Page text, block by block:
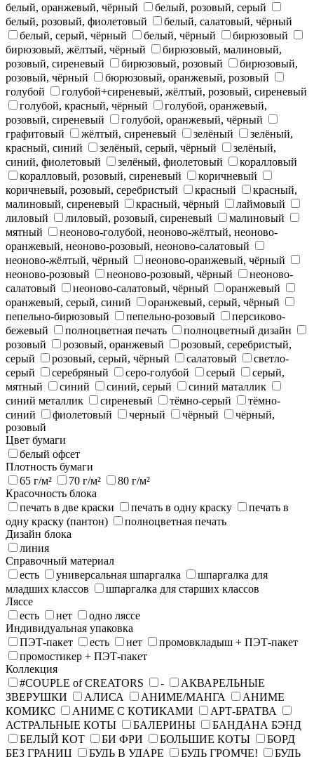
белый, оранжевый, чёрный
белый, розовый, серый
белый, розовый, фиолетовый
белый, салатовый, чёрный
белый, серый, чёрный
белый, чёрный
бирюзовый
бирюзовый, жёлтый, чёрный
бирюзовый, малиновый,
розовый, сиреневый
бирюзовый, розовый
бирюзовый,
розовый, чёрный
бюрюзовый, оранжевый, розовый
голубой
голубой+сиреневый, жёлтый, розовый, сиреневый
голубой, красный, чёрный
голубой, оранжевый,
розовый, сиреневый
голубой, оранжевый, чёрный
графитовый
жёлтый, сиреневый зелёный
зелёный,
красный, синий
зелёный, серый, чёрный
зелёный,
синий, фиолетовый
зелёный, фиолетовый
коралловый
коралловый, розовый, сиреневый
коричневый
коричневый, розовый, серебристый
красный
красный,
малиновый, сиреневый
красный, чёрный
лаймовый
лиловый
лиловый, розовый, сиреневый
малиновый
мятный
неоново-голубой, неоново-жёлтый, неоново-
оранжевый, неоново-розовый, неоново-салатовый
неоново-жёлтый, чёрный
неоново-оранжевый, чёрный
неоново-розовый
неоново-розовый, чёрный
неоново-
салатовый
неоново-салатовый, чёрный
оранжевый
оранжевый, серый, синий
оранжевый, серый, чёрный
пепельно-бирюзовый
пепельно-розовый
персиково-
бежевый
полноцветная печать
полноцветный дизайн
розовый
розовый, оранжевый
розовый, серебристый,
серый
розовый, серый, чёрный салатовый
светло-
серый
серебряный серо-голубой серый
серый,
мятный
синий синий, серый
синий маталлик
синий металлик
сиреневый тёмно-серый
тёмно-
синий
фиолетовый черный чёрный
чёрный,
розовый
Цвет бумаги
белый офсет
Плотность бумаги
65 г/м²
70 г/м²
80 г/м²
Красочность блока
печать в две краски
печать в одну краску
печать в
одну краску (пантон)
полноцветная печать
Дизайн блока
линия
Справочный материал
есть
универсальная шпаргалка
шпаргалка для
младших классов
шпаргалка для старших классов
Ляссе
есть
нет
одно ляссе
Индивидуальная упаковка
ПЭТ-пакет
есть нет
промовкладыш + ПЭТ-пакет
промостикер + ПЭТ-пакет
Коллекция
#COUPLE of CREATORS
-
АКВАРЕЛЬНЫЕ
ЗВЕРУШКИ
АЛИСА АНИМЕ/МАНГА
АНИМЕ
КОМИКС
АНИМЕ С КОТИКАМИ
АРТ-БРАТВА
АСТРАЛЬНЫЕ КОТЫ
БАЛЕРИНЫ
БАНДАНА БЭНД
БЕЛЫЙ КОТ
БИ ФРИ БОЛЬШИЕ КОТЫ
БОРД
БЕЗ ГРАНИЦ
БУДЬ В УДАРЕ БУДЬ ГРОМЧЕ! БУДЬ